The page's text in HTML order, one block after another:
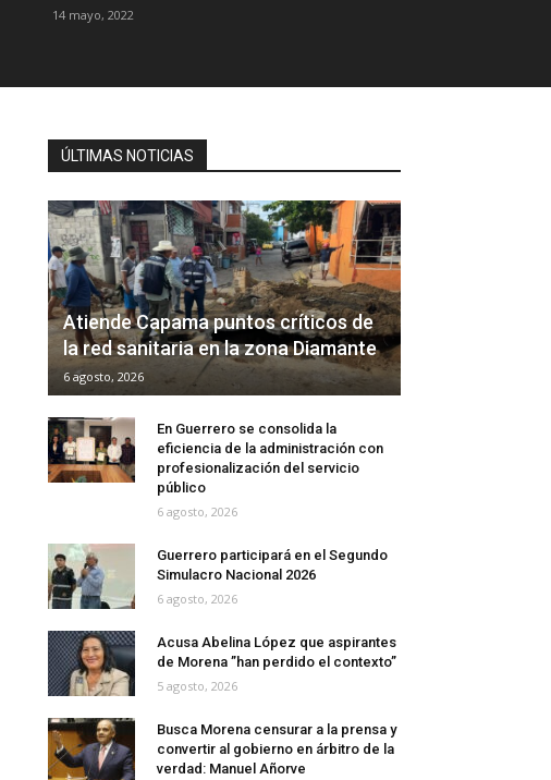
14 mayo, 2022
ÚLTIMAS NOTICIAS
Atiende Capama puntos críticos de
la red sanitaria en la zona Diamante
6 agosto, 2026
En Guerrero se consolida la
eficiencia de la administración con
profesionalización del servicio
público
6 agosto, 2026
Guerrero participará en el Segundo
Simulacro Nacional 2026
6 agosto, 2026
Acusa Abelina López que aspirantes
de Morena ”han perdido el contexto”
5 agosto, 2026
Busca Morena censurar a la prensa y
convertir al gobierno en árbitro de la
verdad: Manuel Añorve